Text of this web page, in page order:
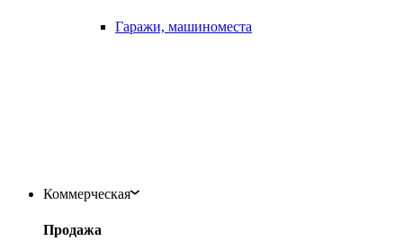
Гаражи, машиноместа
Коммерческая
Продажа